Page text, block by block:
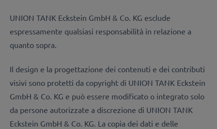
UNION TANK Eckstein GmbH & Co. KG esclude
espressamente qualsiasi responsabilità in relazione a
quanto sopra.
Il design e la progettazione dei contenuti e dei contributi
visivi sono protetti da copyright di UNION TANK Eckstein
GmbH & Co. KG e può essere modificato o integrato solo
da persone autorizzate a discrezione di UNION TANK
Eckstein GmbH & Co. KG. La copia dei dati e delle